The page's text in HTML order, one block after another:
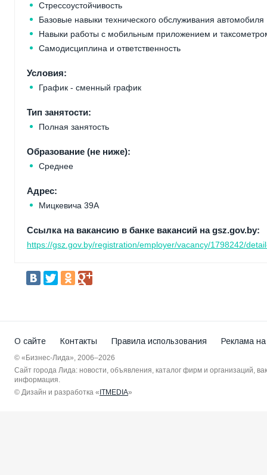
Стрессоустойчивость
Базовые навыки технического обслуживания автомобиля
Навыки работы с мобильным приложением и
Самодисциплина и ответственность
Условия:
График - сменный график
Тип занятости:
Полная занятость
Образование (не ниже):
Среднее
Адрес:
Мицкевича 39А
Ссылка на вакансию в банке вакансий на gsz.gov.by:
https://gsz.gov.by/registration/employer/vacancy/1798242/
О сайте Контакты Правила использования Реклама
© «Бизнес-Лида», 2006–2026
Сайт города Лида: новости, объявления, каталог фирм и организаций,
информация.
© Дизайн и разработка « ITMEDIA»